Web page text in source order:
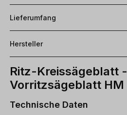
Lieferumfang
Hersteller
Ritz-Kreissägeblatt -
Vorritzsägeblatt HM
Technische Daten